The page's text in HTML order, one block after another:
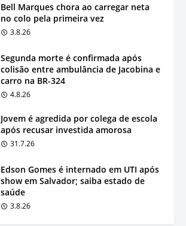
Bell Marques chora ao carregar neta
no colo pela primeira vez
3.8.26
Segunda morte é confirmada após
colisão entre ambulância de Jacobina e
carro na BR-324
4.8.26
Jovem é agredida por colega de escola
após recusar investida amorosa
31.7.26
Edson Gomes é internado em UTI após
show em Salvador; saiba estado de
saúde
3.8.26